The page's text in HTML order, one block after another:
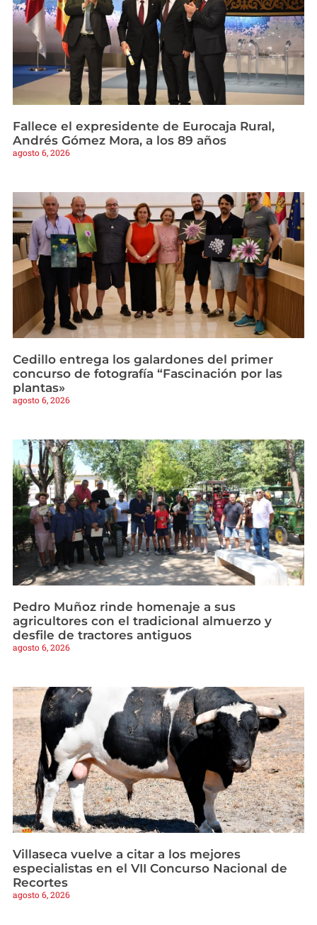
Fallece el expresidente de Eurocaja Rural,
Andrés Gómez Mora, a los 89 años
agosto 6, 2026
Cedillo entrega los galardones del primer
concurso de fotografía “Fascinación por las
plantas»
agosto 6, 2026
Pedro Muñoz rinde homenaje a sus
agricultores con el tradicional almuerzo y
desfile de tractores antiguos
agosto 6, 2026
Villaseca vuelve a citar a los mejores
especialistas en el VII Concurso Nacional de
Recortes
agosto 6, 2026